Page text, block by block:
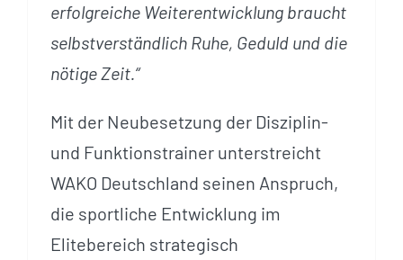
erfolgreiche Weiterentwicklung braucht
selbstverständlich Ruhe, Geduld und die
nötige Zeit.“
Mit der Neubesetzung der Disziplin-
und Funktionstrainer unterstreicht
WAKO Deutschland seinen Anspruch,
die sportliche Entwicklung im
Elitebereich strategisch